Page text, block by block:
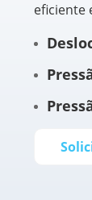
eficiente